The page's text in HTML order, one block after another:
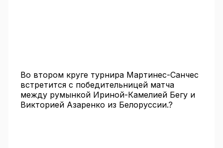
Во втором круге турнира Мартинес-Санчес
встретится с победительницей матча
между румынкой Ириной-Камелией Бегу и
Викторией Азаренко из Белоруссии.?